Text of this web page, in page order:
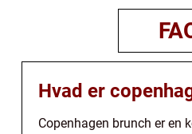
Hvad er
Copenhagen brunch er en